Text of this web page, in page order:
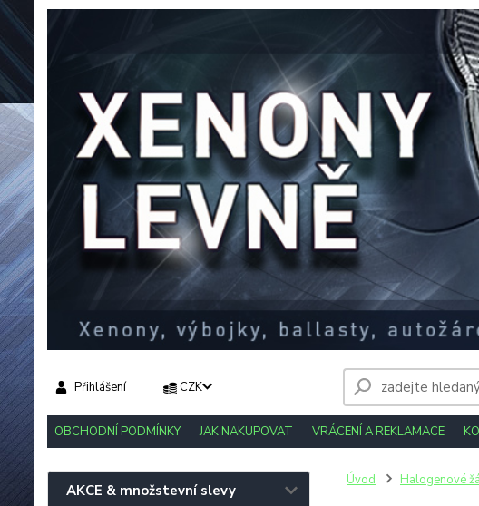
OBCHODNÍ PODMÍNKY JAK NAKUPOVAT VRÁCENÍ A REKLAMACE
CZK
Přihlášení
AKCE & množstevní slevy
Úvod Halogenové